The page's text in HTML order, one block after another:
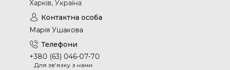
Харків, Україна
Марія Ушакова
+380 (63) 046-07-70
Для зв'язку з нами